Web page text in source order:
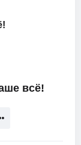
всё!